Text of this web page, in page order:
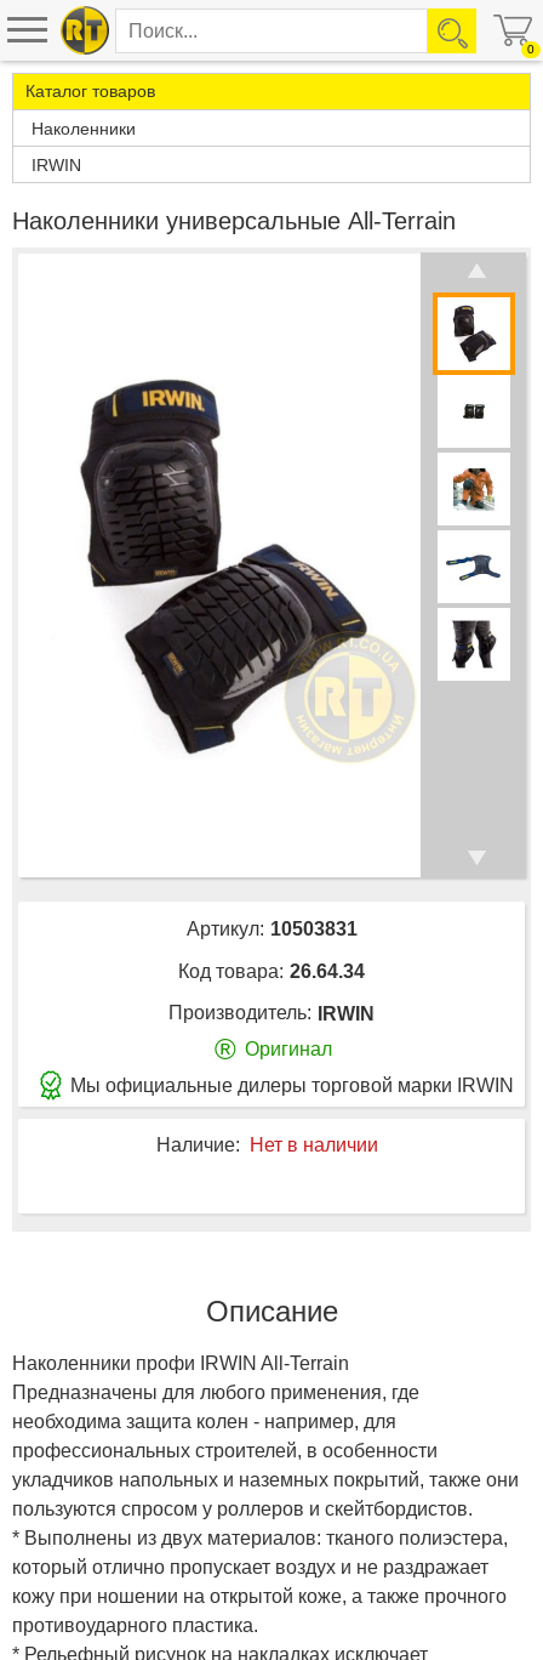
0
Каталог товаров
Наколенники
IRWIN
Наколенники универсальные All-Terrain
Артикул: 10503831
Код товара: 26.64.34
Производитель: IRWIN
® Оригинал
Мы официальные дилеры торговой марки IRWIN
Наличие: Нет в наличии
Описание
Наколенники профи IRWIN All-Terrain
Предназначены для любого применения, где
необходима защита колен - например, для
профессиональных строителей, в особенности
укладчиков напольных и наземных покрытий, также они
пользуются спросом у роллеров и скейтбордистов.
* Выполнены из двух материалов: тканого полиэстера,
который отлично пропускает воздух и не раздражает
кожу при ношении на открытой коже, а также прочного
противоударного пластика.
* Рельефный рисунок на накладках исключает